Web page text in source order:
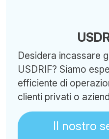
Desidera incassare
USDRIF? Siamo
efficiente di
clienti privati o
Il nostro